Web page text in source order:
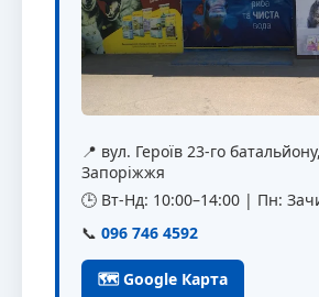
📍 вул. Героїв 23-го
Запоріжжя
🕒 Вт-Нд: 10:00–14:00 | Пн:
📞 096 746 4592
🗺 Google Карта